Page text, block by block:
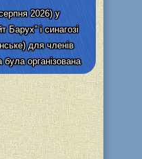
2026) у
Барух” і синагозі
для членів
була організована
доставка...